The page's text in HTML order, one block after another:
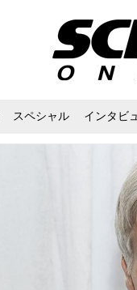
スペシャル インタビ